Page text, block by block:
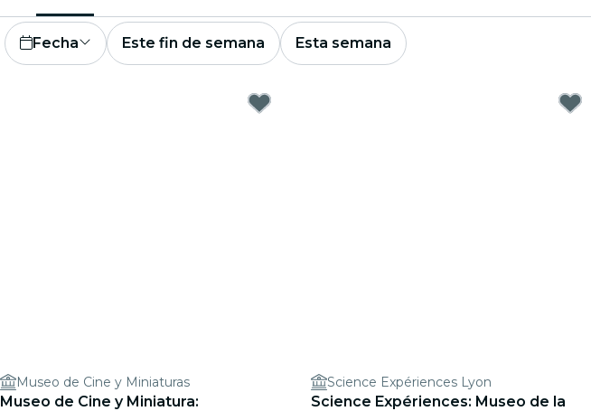
Fecha Este fin de semana Esta semana
Museo de Cine y Miniaturas
Museo de Cine y Miniatura:
Science Expériences Lyon
Science Expériences: Museo de la